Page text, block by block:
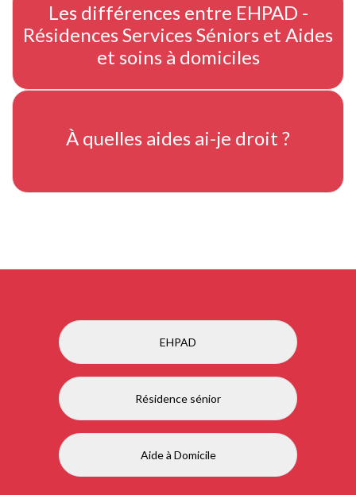
Les différences entre EHPAD -
Résidences Services Séniors et Aides
et soins à domiciles
À quelles aides ai-je droit ?
EHPAD
Résidence sénior
Aide à Domicile